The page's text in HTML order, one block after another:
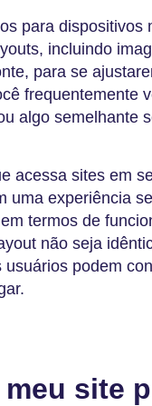
para dispositivos
incluindo
para se
frequentemente
algo semelhante
acessa sites em
uma experiência
termos de
não seja
usuários podem
meu site